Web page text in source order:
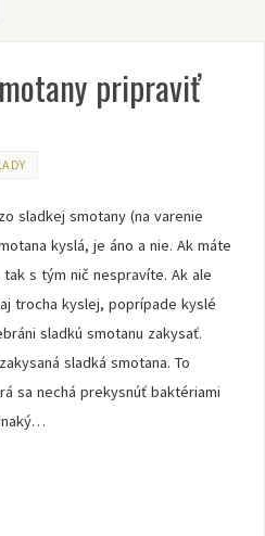
pripraviť
sladkej smotany (na varenie
kyslá, je áno a nie. Ak máte
s tým nič nespravíte. Ak ale
trocha kyslej, poprípade kyslé
sladkú smotanu zakysať.
sladká smotana. To
sa nechá prekysnúť baktériami